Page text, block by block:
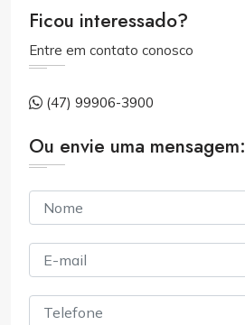
Ficou interessado?
Entre em contato conosco
(47) 99906-3900
Ou envie uma mensagem: